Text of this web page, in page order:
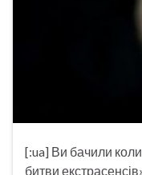
[:ua] Ви бачили
битви